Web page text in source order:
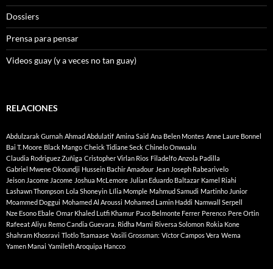
Dossiers
Prensa para pensar
Videos guay (y a veces no tan guay)
RELACIONES
Abdulzarak Gurnah Ahmad Abdulatif Amina Said Ana Belen Montes Anne Laure Bonnel
Bai T. Moore Black Mango Cheick Tidiane Seck Chinelo Onwualu
Claudia Rodriguez Zuñiga Cristopher Virlan Rios Filadelfo Anzola Padilla
Gabriel Mwene Okoundji Hussein Bachir Amadour Jean Joseph Rabearivelo
Jeison Jacome Jacome Joshua McLemore Julian Eduardo Baltazar Kamel Riahi
Lashawn Thompson Lola Shoneyin Lília Momple Mahmud Samudi Martinho Junior
Moammed Doggui Mohamed Al Aroussi Mohamed Lamin Haddi Namwall Serpell
Nze Esono Ebale Omar Khaled Lutfi Khamur Paco Belmonte Ferrer Perenco Pere Ortin
Rafeeat Aliyu Remo Candia Guevara. Ridha Mami Riversa Solomon Rokia Kone
Shahram Khosravi Tlotlo Tsamaase Vasili Grossman: Víctor Campos Vera Wema
Yamen Manai Yamileth Aroquipa Hancco